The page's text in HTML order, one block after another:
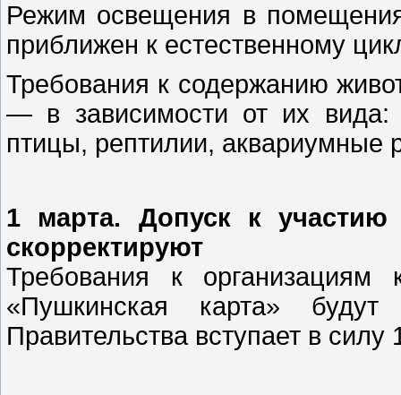
Режим освещения в
приближен к естественному
Требования к содержанию
— в зависимости от их вида:
птицы, рептилии, аквариумные
1 марта. Допуск к участию
скорректируют
Требования к
«Пушкинская карта»
Правительства вступает в силу